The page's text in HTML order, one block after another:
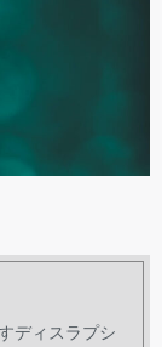
ディスラプシ